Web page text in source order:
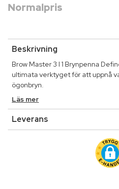
Normalpris
Beskrivning
Brow Master 3 I 1 Brynpenna
ultimata verktyget för att uppnå
ögonbryn.
Läs mer
Leverans